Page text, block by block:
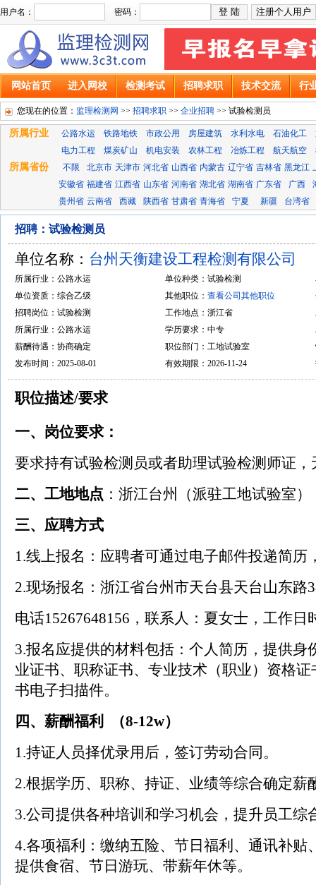
用户名： 密码：
网站首页 进入网校 检测考试 招聘求职 技术交流 行
您现在的位置： 监理检测网 >> 招聘求职 >> 企业招聘 >> 试验检测员
所属行业 公路水运 铁路地铁 市政公用 房屋建筑 水利水电 石油化工
电力工程
煤炭矿山 机电安装 农林工程 冶炼工程 航天航空
所属省份 不限 北京市 天津市 河北省 山西省 内蒙古 辽宁省 吉林省 黑龙江
安徽省 福建省 江西省 山东省 河南省 湖北省 湖南省 广东省 广西
贵州省 云南省 西藏 陕西省 甘肃省 青海省 宁夏 新疆 台湾省
招聘：试验检测员
单位名称： 台州天衡建设工程检测有限公司
所属行业：公路水运 单位种类：试验检测
单位资质：综合乙级
其他职位： 查看公司其他职位
招聘岗位：试验检测
工作地点：浙江省
所属行业：公路水运
学历要求：中专
薪酬待遇：协商确定
职位部门：工地试验室
发布时间：2025-08-01
有效期限：2026-11-24
职位描述/要求
一、岗位要求：
要求持有试验检测员或者助理试验检测师证
二、工地地点 ：浙江台州（派驻工地试验室）
三、应聘方式
1.线上报名：应聘者可通过电子邮件投递简历
2.现场报名：浙江省台州市天台县天台山东路
电话15267648156，联系人：夏女士，工作日
3.报名应提供的材料包括：个人简历，提供
业证书、职称证书、专业技术（职业）资格
书电子扫描件。
四、薪酬福利 （8-12w）
1.持证人员择优录用后，签订劳动合同。
2.根据学历、职称、持证、业绩等综合确定薪
3.公司提供各种培训和学习机会，提升员工综
4.各项福利：缴纳五险、节日福利、通讯补贴
提供食宿、节日游玩、带薪年休等。